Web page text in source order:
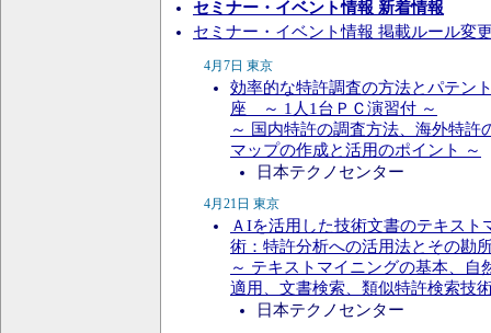
セミナー・イベント情報 新着情報
セミナー・イベント情報 掲載ルール変
4月7日 東京
効率的な特許調査の方法とパテン
座 ～ 1人1台ＰＣ演習付 ～
～ 国内特許の調査方法、海外特許
マップの作成と活用のポイント ～
日本テクノセンター
4月21日 東京
ＡIを活用した技術文書のテキスト
術：特許分析への活用法とその勘
～ テキストマイニングの基本、自
適用、文書検索、類似特許検索技
日本テクノセンター